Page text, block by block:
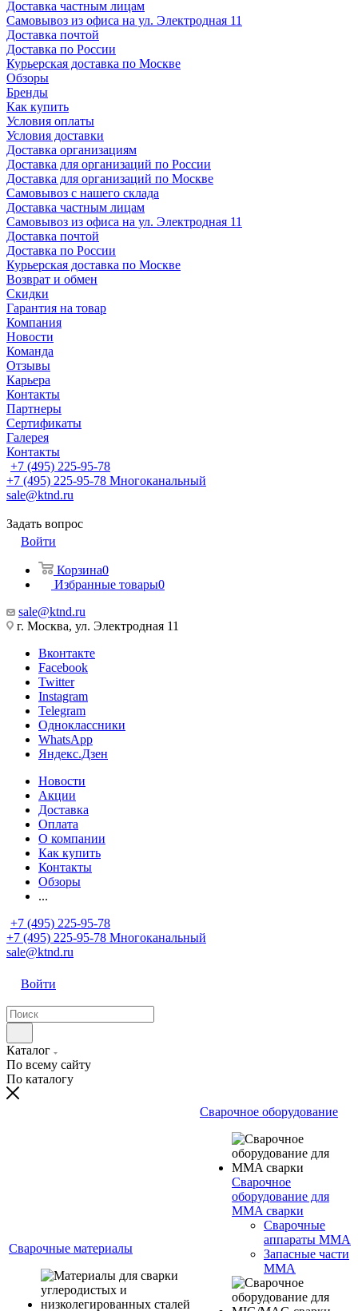
Доставка частным лицам
Самовывоз из офиса на ул. Электродная 11
Доставка почтой
Доставка по России
Курьерская доставка по Москве
Обзоры
Бренды
Как купить
Условия оплаты
Условия доставки
Доставка организациям
Доставка для организаций по России
Доставка для организаций по Москве
Самовывоз с нашего склада
Доставка частным лицам
Самовывоз из офиса на ул. Электродная 11
Доставка почтой
Доставка по России
Курьерская доставка по Москве
Возврат и обмен
Скидки
Гарантия на товар
Компания
Новости
Команда
Отзывы
Карьера
Контакты
Партнеры
Сертификаты
Галерея
Контакты
+7 (495) 225-95-78
+7 (495) 225-95-78 Многоканальный
sale@ktnd.ru
Задать вопрос
Войти
Корзина0
Избранные товары0
sale@ktnd.ru
г. Москва, ул. Электродная 11
Вконтакте
Facebook
Twitter
Instagram
Telegram
Одноклассники
WhatsApp
Яндекс.Дзен
Новости
Акции
Доставка
Оплата
О компании
Как купить
Контакты
Обзоры
...
+7 (495) 225-95-78
+7 (495) 225-95-78 Многоканальный
sale@ktnd.ru
Войти
Каталог
По всему сайту
По каталогу
Сварочные материалы
Сварочное оборудование
Сварочное
оборудование для
MMA сварки
Сварочные
аппараты MMA
Запасные части
MMA